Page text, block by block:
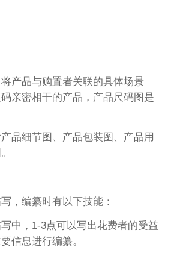
产品与购置者关联的具体场景
亲密相干的产品，产品尺码图是
品细节图、产品包装图、产品用
，编纂时有以下技能：
中，1-3点可以写出花费者的受益
信息进行编纂。